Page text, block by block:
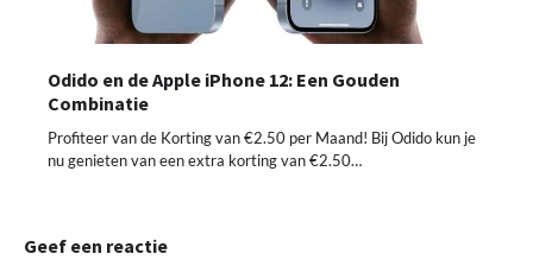
Odido en de Apple iPhone 12: Een Gouden
Combinatie
Profiteer van de Korting van €2.50 per Maand! Bij Odido kun je
nu genieten van een extra korting van €2.50…
Geef een reactie